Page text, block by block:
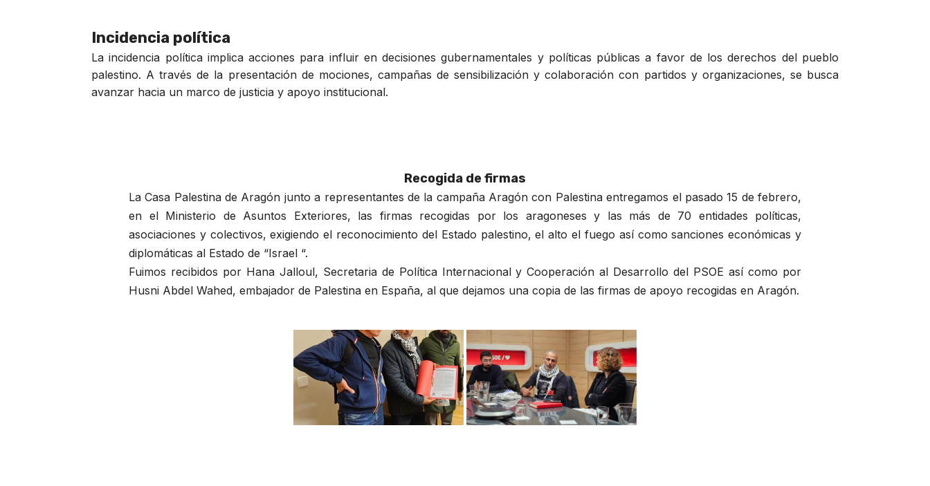
Incidencia política
La incidencia política implica acciones para influir en decisiones gubernamentales y políticas públicas a favor de los derechos del pueblo
palestino. A través de la presentación de mociones, campañas de sensibilización y colaboración con partidos y organizaciones, se busca
avanzar hacia un marco de justicia y apoyo institucional.
Recogida de firmas
La Casa Palestina de Aragón junto a representantes de la campaña Aragón con Palestina entregamos el pasado 15 de febrero,
en el Ministerio de Asuntos Exteriores, las firmas recogidas por los aragoneses y las más de 70 entidades políticas,
asociaciones y colectivos, exigiendo el reconocimiento del Estado palestino, el alto el fuego así como sanciones económicas y
diplomáticas al Estado de “Israel “.
Fuimos recibidos por Hana Jalloul, Secretaria de Política Internacional y Cooperación al Desarrollo del PSOE así como por
Husni Abdel Wahed, embajador de Palestina en España, al que dejamos una copia de las firmas de apoyo recogidas en Aragón.